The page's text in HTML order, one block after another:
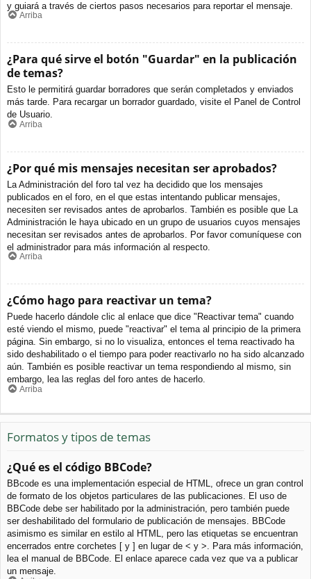
y guiará a través de ciertos pasos necesarios para reportar el mensaje.
Arriba
¿Para qué sirve el botón "Guardar" en la publicación
de temas?
Esto le permitirá guardar borradores que serán completados y enviados
más tarde. Para recargar un borrador guardado, visite el Panel de Control
de Usuario.
Arriba
¿Por qué mis mensajes necesitan ser aprobados?
La Administración del foro tal vez ha decidido que los mensajes
publicados en el foro, en el que estas intentando publicar mensajes,
necesiten ser revisados antes de aprobarlos. También es posible que La
Administración le haya ubicado en un grupo de usuarios cuyos mensajes
necesitan ser revisados antes de aprobarlos. Por favor comuníquese con
el administrador para más información al respecto.
Arriba
¿Cómo hago para reactivar un tema?
Puede hacerlo dándole clic al enlace que dice "Reactivar tema" cuando
esté viendo el mismo, puede "reactivar" el tema al principio de la primera
página. Sin embargo, si no lo visualiza, entonces el tema reactivado ha
sido deshabilitado o el tiempo para poder reactivarlo no ha sido alcanzado
aún. También es posible reactivar un tema respondiendo al mismo, sin
embargo, lea las reglas del foro antes de hacerlo.
Arriba
Formatos y tipos de temas
¿Qué es el código BBCode?
BBcode es una implementación especial de HTML, ofrece un gran control
de formato de los objetos particulares de las publicaciones. El uso de
BBCode debe ser habilitado por la administración, pero también puede
ser deshabilitado del formulario de publicación de mensajes. BBCode
asimismo es similar en estilo al HTML, pero las etiquetas se encuentran
encerrados entre corchetes [ y ] en lugar de < y >. Para más información,
lea el manual de BBCode. El enlace aparece cada vez que va a publicar
un mensaje.